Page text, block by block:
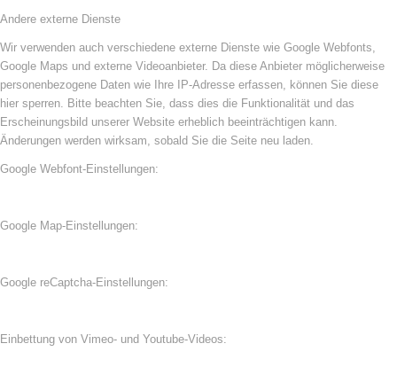
Andere externe Dienste
Wir verwenden auch verschiedene externe Dienste wie Google Webfonts,
Google Maps und externe Videoanbieter. Da diese Anbieter möglicherweise
personenbezogene Daten wie Ihre IP-Adresse erfassen, können Sie diese
hier sperren. Bitte beachten Sie, dass dies die Funktionalität und das
Erscheinungsbild unserer Website erheblich beeinträchtigen kann.
Änderungen werden wirksam, sobald Sie die Seite neu laden.
Google Webfont-Einstellungen:
Google Map-Einstellungen:
Google reCaptcha-Einstellungen:
Einbettung von Vimeo- und Youtube-Videos: